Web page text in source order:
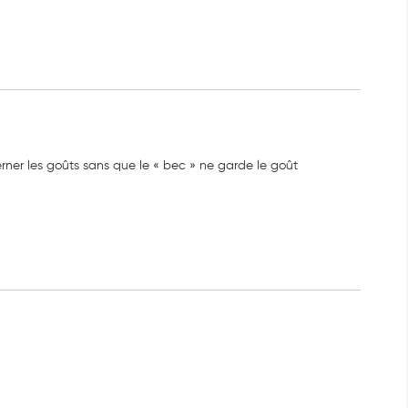
les goûts sans que le « bec » ne garde le goût